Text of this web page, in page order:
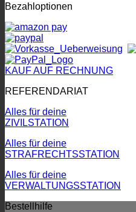
Bezahloptionen
KAUF AUF RECHNUNG
REFERENDARIAT
Alles für deine
ZIVILSTATION
Alles für deine
STRAFRECHTSSTATION
Alles für deine
VERWALTUNGSSTATION
Bestellhilfe